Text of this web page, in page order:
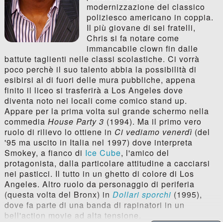
modernizzazione del classico
poliziesco americano in coppia.
Il più giovane di sei fratelli,
Chris si fa notare come
immancabile clown fin dalle
battute taglienti nelle classi scolastiche. Ci vorrà
poco perchè il suo talento abbia la possibilità di
esibirsi al di fuori delle mura pubbliche, appena
finito il liceo si trasferirà a Los Angeles dove
diventa noto nei locali come comico stand up.
Appare per la prima volta sul grande schermo nella
commedia House Party 3 (1994). Ma il primo vero
ruolo di rilievo lo ottiene in Ci vediamo venerdì (del
'95 ma uscito in Italia nel 1997) dove interpreta
Smokey, a fianco di Ice Cube, l'amico del
protagonista, dalla particolare attitudine a cacciarsi
nei pasticci. Il tutto in un ghetto di colore di Los
Angeles. Altro ruolo da personaggio di periferia
(questa volta del Bronx) in Dollari sporchi (1995),
dove fa parte di una banda di rapinatori in un
bell'action movie ad alta tensione.